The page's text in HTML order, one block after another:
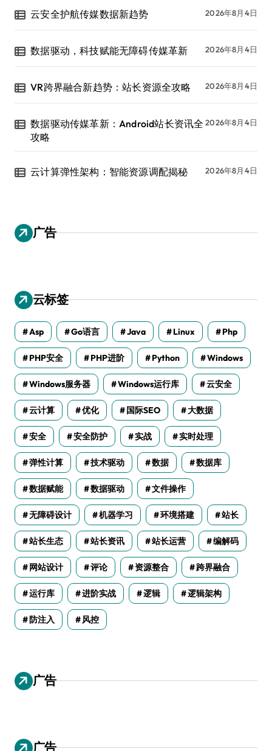
云安全护航传媒数据新趋势 2026年8月4日
数据驱动，科技赋能无障碍传媒革新 2026年8月4日
VR跨界融合新趋势：站长资源全攻略 2026年8月4日
数据驱动传媒革新：Android站长资讯全
攻略
2026年8月4日
云计算弹性架构：智能资源调配揭秘 2026年8月4日
广告
云标签
Asp Go语言 Java Linux Php
PHP安全 PHP进阶 Python Windows
Windows服务器 Windows运行库 云安全
云计算 优化 国际SEO 大数据
安全 安全防护 实战 实时处理
弹性计算 技术驱动 数据 数据库
数据赋能 数据驱动 文件操作
无障碍设计 机器学习 环境搭建 站长
站长生态 站长资讯 站长运营 编解码
网站设计 评论 资源整合 跨界融合
运行库 进阶实战 逻辑 逻辑架构
防注入 风控
广告
广告